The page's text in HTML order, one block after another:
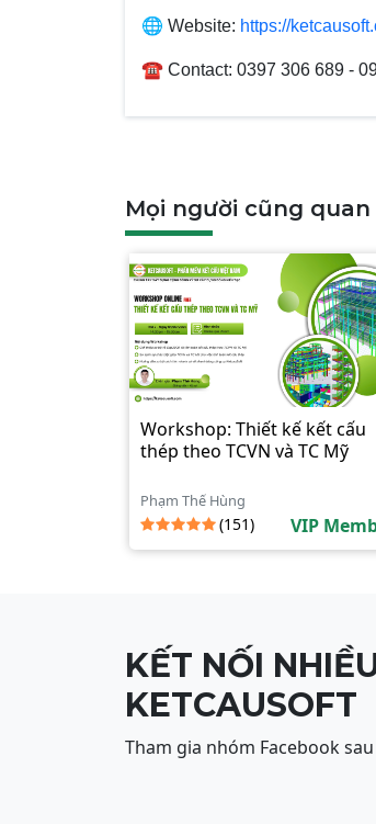
🌐 Website: https://
☎️ Contact: 0397 306 689 -
Mọi người cũng
Workshop: Thiết kế kết cấu
thép theo TCVN và TC Mỹ
Phạm Thế Hùng
(151) VIP
KẾT NỐI
KETCAUSOFT
Tham gia nhóm Facebook